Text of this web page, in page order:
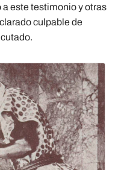
este testimonio y otras
culpable de